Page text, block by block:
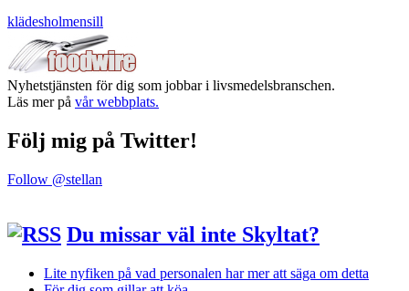
klädesholmensill
Nyhetstjänsten för dig som jobbar i livsmedelsbranschen.
Läs mer på vår webbplats.
Följ mig på Twitter!
Follow @stellan
Du missar väl inte Skyltat?
Lite nyfiken på vad personalen har mer att säga om detta